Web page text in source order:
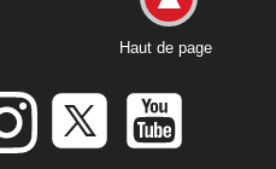
Haut de page